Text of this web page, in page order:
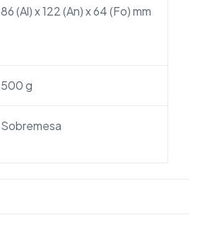
86 (Al) x 122 (An) x 64 (Fo) mm
500 g
Sobremesa